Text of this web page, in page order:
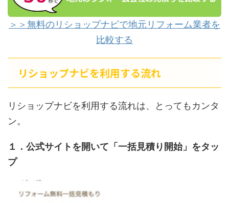
＞＞無料のリショップナビで地元リフォーム業者を
比較する
リショップナビを利用する流れ
リショップナビを利用する流れは、とってもカンタ
ン。
１．公式サイトを開いて「一括見積り開始」をタッ
プ